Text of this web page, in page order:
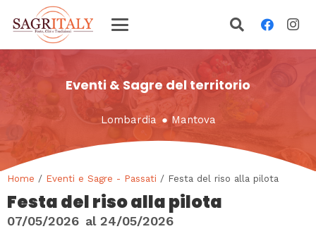
Eventi & Sagre del territorio
Lombardia ● Mantova
Home / Eventi e Sagre - Passati / Festa del riso alla pilota
Festa del riso alla pilota
07/05/2026 al 24/05/2026